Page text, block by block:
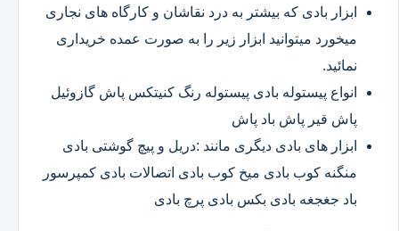
ابزار بادی که بیشتر به درد نقاشان و کارگاه های نجاری
میخورد میتوانید ابزار زیر را به صورت عمده خریداری
نمائید.
انواع پیستوله بادی پیستوله رنگ کنیتکس پاش گازوئیل
پاش قیر پاش باد پاش
ابزار های بادی دیگری مانند :دریل و پیچ گوشتی بادی
منگنه کوب بادی میخ کوب بادی اتصالات بادی کمپرسور
باد جغجغه بادی بکس بادی پرچ بادی